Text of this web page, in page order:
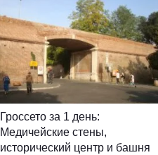
Гроссето за 1 день:
Медичейские стены,
исторический центр и башня